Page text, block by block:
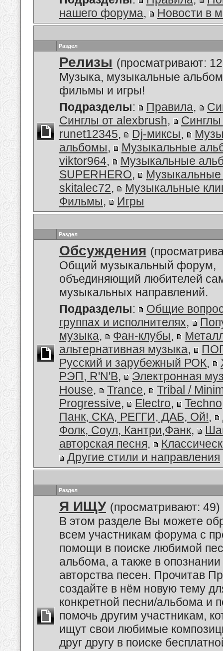
нашего форума, Новости в
Раздел
Релизы (просматривают:
Музыка, музыкальные
фильмы и игры!
Подразделы: Правила,
Синглы от alexbrush,
Синглы
runet12345, Dj-миксы,
альбомы,
Музыкальные
viktor964,
Музыкальные
SUPERHERO,
skitalec72,
Музыкальные
Фильмы, Игры
Раздел
Обсуждения
Общий музыкальный форум,
объединяющий любителей
музыкальных направлений.
Подразделы:
Общие
группах и исполнителях,
музыка, Фан-клубы,
альтернативная музыка,
Русский и зарубежный РОК,
РЭП, R'N'B,
Электронная
House, Trance,
Tribal /
Progressive, Electro, Techno
Панк, СКА, РЕГГИ, ДАБ, Ой!,
Фолк, Соул, Кантри,Фанк,
авторская песня,
Другие стили и направления
Раздел
Я ИЩУ (просматривают: 49)
В этом разделе Вы можете
всем участникам форума с
помощи в поиске любимой
альбома, а также в
авторства песен. Прочитав
создайте в нём новую тему
конкретной песни/альбома и
помочь другим участникам,
ищут свои любимые
друг другу в поиске